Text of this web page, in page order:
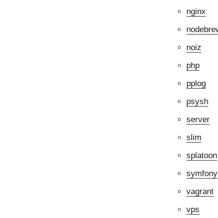
nginx
noiz
php
pplog
psysh
server
slim
splatoon
symfony
vagrant
vps